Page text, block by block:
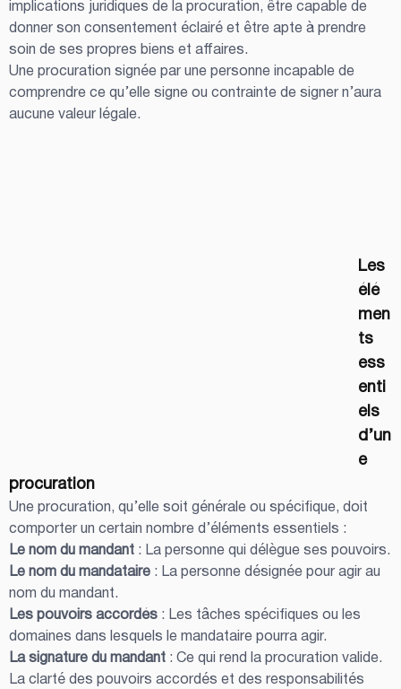
implications juridiques de la procuration, être capable de
donner son consentement éclairé et être apte à prendre
soin de ses propres biens et affaires.
Une procuration signée par une personne incapable de
comprendre ce qu’elle signe ou contrainte de signer n’aura
aucune valeur légale.
Les
élé
men
ts
ess
enti
els
d’un
e
procuration
Une procuration, qu’elle soit générale ou spécifique, doit
comporter un certain nombre d’éléments essentiels :
Le nom du mandant : La personne qui délègue ses pouvoirs.
Le nom du mandataire : La personne désignée pour agir au
nom du mandant.
Les pouvoirs accordés : Les tâches spécifiques ou les
domaines dans lesquels le mandataire pourra agir.
La signature du mandant : Ce qui rend la procuration valide.
La clarté des pouvoirs accordés et des responsabilités